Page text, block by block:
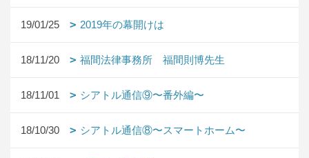
19/01/25 2019年の幕開けは
18/11/20 福間法律事務所 福間則博先生
18/11/01 シアトル通信⑨〜番外編〜
18/10/30 シアトル通信⑧〜スマートホーム〜